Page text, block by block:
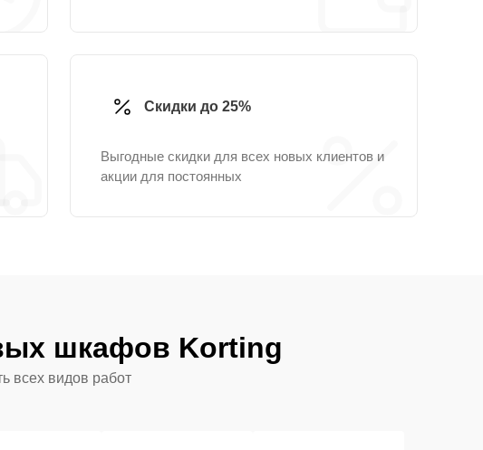
Скидки до 25%
Выгодные скидки для всех новых клиентов и
акции для постоянных
шкафов Korting
всех видов работ